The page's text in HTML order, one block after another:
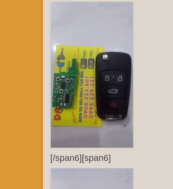
[/span6][span6]